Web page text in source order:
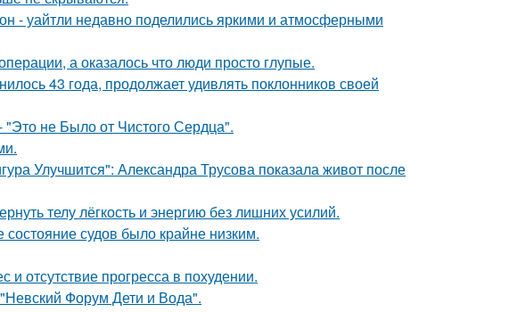
- уайтли недавно поделились яркими и атмосферными
а оказалось что люди просто глупые.
43 года, продолжает удивлять поклонников своей
не Было от Чистого Сердца".
Улучшится": Александра Трусова показала живот после
телу лёгкость и энергию без лишних усилий.
судов было крайне низким.
отсутствие прогресса в похудении.
Форум Дети и Вода".